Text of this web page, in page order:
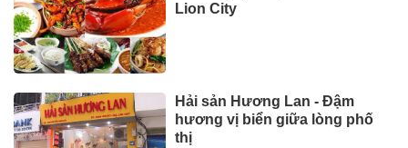
Lion City
Hải sản Hương Lan - Đậm
hương vị biển giữa lòng phố
thị